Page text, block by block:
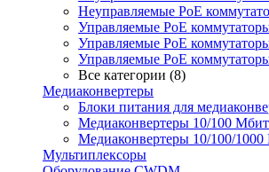
Неуправляемые PoE
Управляемые PoE
Управляемые PoE
Управляемые PoE
Все категории (8)
Медиаконвертеры
Блоки питания для
Медиаконвертеры 10/100
Медиаконвертеры 10/100/
Мультиплексоры